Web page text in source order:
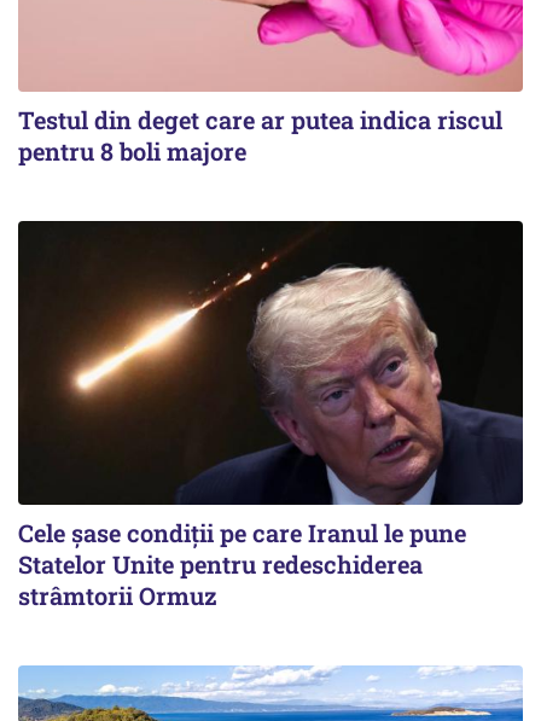
Testul din deget care ar putea indica riscul
pentru 8 boli majore
Cele șase condiții pe care Iranul le pune
Statelor Unite pentru redeschiderea
strâmtorii Ormuz